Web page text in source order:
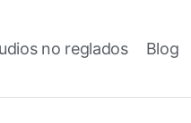
no reglados Blog